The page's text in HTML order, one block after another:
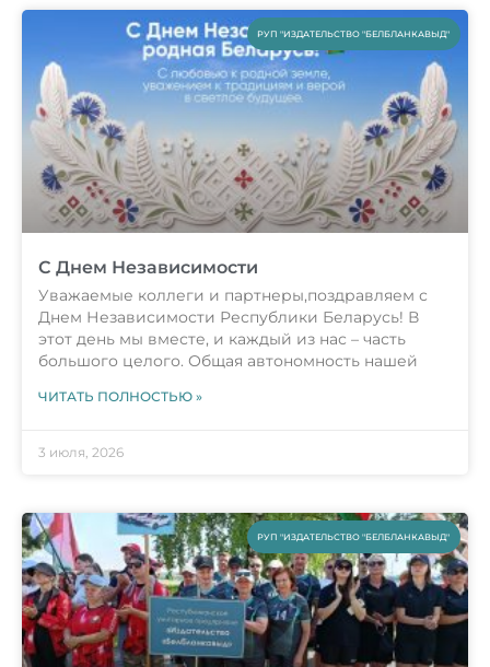
РУП "ИЗДАТЕЛЬСТВО "БЕЛБЛАНКАВЫД"
С Днем Независимости
Уважаемые коллеги и партнеры,поздравляем с
Днем Независимости Республики Беларусь! В
этот день мы вместе, и каждый из нас – часть
большого целого. Общая автономность нашей
ЧИТАТЬ ПОЛНОСТЬЮ »
3 июля, 2026
РУП "ИЗДАТЕЛЬСТВО "БЕЛБЛАНКАВЫД"